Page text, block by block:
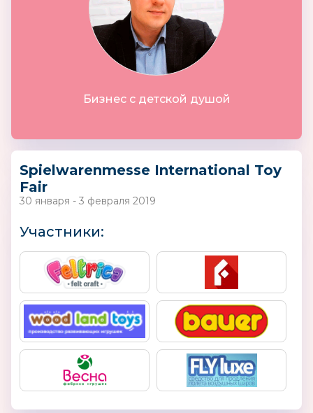
Бизнес с детской душой
Spielwarenmesse International Toy
Fair
30 января - 3 февраля 2019
Участники: